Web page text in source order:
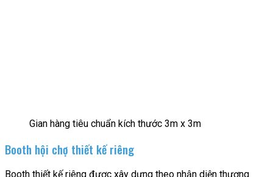
Gian hàng tiêu chuẩn kích thước 3m x 3m
Booth hội chợ thiết kế riêng
Booth thiết kế riêng được xây dựng theo nhận diện thương